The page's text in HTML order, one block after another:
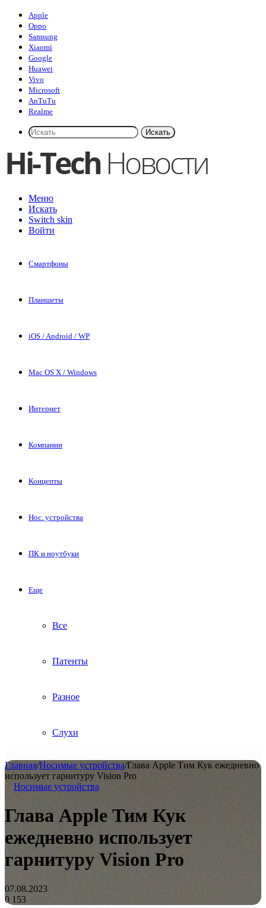
Apple
Oppo
Samsung
Xiaomi
Google
Huawei
Vivo
Microsoft
AnTuTu
Realme
Искать
Меню
Искать
Switch skin
Войти
Смартфоны
Планшеты
iOS / Android / WP
Mac OS X / Windows
Интернет
Компании
Концепты
Нос. устройства
ПК и ноутбуки
Еще
Все
Патенты
Разное
Слухи
Главная/Носимые устройства/Глава Apple Тим Кук ежедневно
использует гарнитуру Vision Pro
Носимые устройства
Глава Apple Тим Кук
ежедневно использует
гарнитуру Vision Pro
07.08.2023
0 153